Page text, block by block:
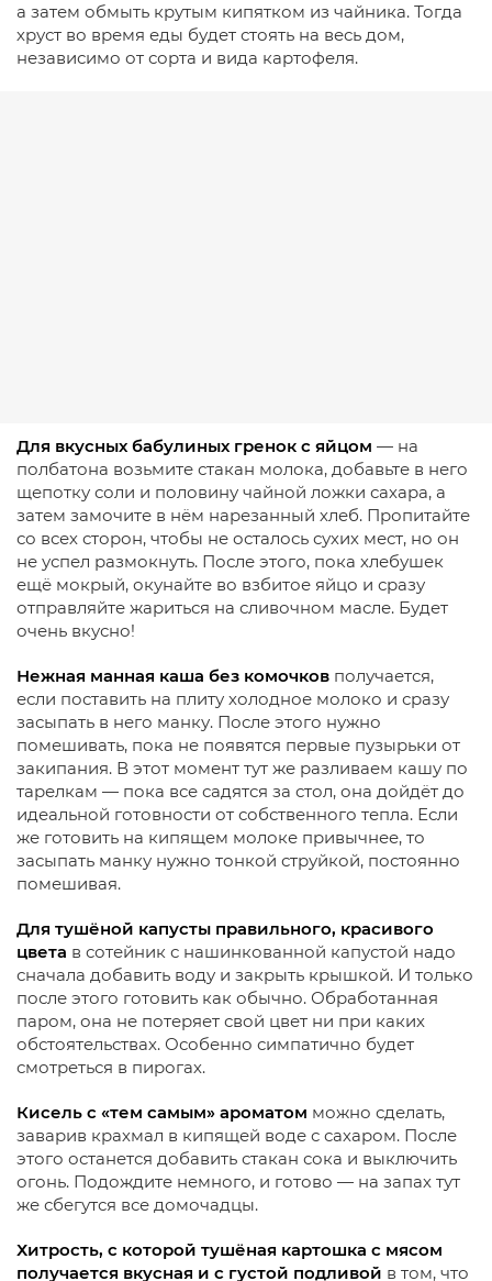
а затем обмыть крутым кипятком из чайника. Тогда
хруст во время еды будет стоять на весь дом,
независимо от сорта и вида картофеля.
Для вкусных бабулиных гренок с яйцом — на
полбатона возьмите стакан молока, добавьте в него
щепотку соли и половину чайной ложки сахара, а
затем замочите в нём нарезанный хлеб. Пропитайте
со всех сторон, чтобы не осталось сухих мест, но он
не успел размокнуть. После этого, пока хлебушек
ещё мокрый, окунайте во взбитое яйцо и сразу
отправляйте жариться на сливочном масле. Будет
очень вкусно!
Нежная манная каша без комочков получается,
если поставить на плиту холодное молоко и сразу
засыпать в него манку. После этого нужно
помешивать, пока не появятся первые пузырьки от
закипания. В этот момент тут же разливаем кашу по
тарелкам — пока все садятся за стол, она дойдёт до
идеальной готовности от собственного тепла. Если
же готовить на кипящем молоке привычнее, то
засыпать манку нужно тонкой струйкой, постоянно
помешивая.
Для тушёной капусты правильного, красивого
цвета в сотейник с нашинкованной капустой надо
сначала добавить воду и закрыть крышкой. И только
после этого готовить как обычно. Обработанная
паром, она не потеряет свой цвет ни при каких
обстоятельствах. Особенно симпатично будет
смотреться в пирогах.
Кисель с «тем самым» ароматом можно сделать,
заварив крахмал в кипящей воде с сахаром. После
этого останется добавить стакан сока и выключить
огонь. Подождите немного, и готово — на запах тут
же сбегутся все домочадцы.
Хитрость, с которой тушёная картошка с мясом
получается вкусная и с густой подливой в том, что